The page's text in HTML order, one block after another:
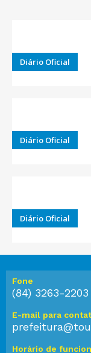
Diário Oficial
Diário Oficial
Diário Oficial
Fone
(84) 3263-2203
E-mail para
Horário de